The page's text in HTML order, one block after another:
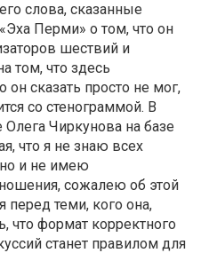
слова, сказанные
Перми» о том, что он
шествий и
том, что здесь
сказать просто не мог,
со стенограммой. В
Олега Чиркунова на базе
что я не знаю всех
и не имею
сожалею об этой
теми, кого она,
что формат корректного
станет правилом для